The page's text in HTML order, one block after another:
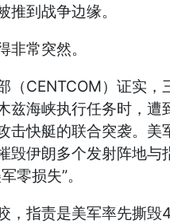
推到战争边缘。
非常突然。
（CENTCOM）证实，
兹海峡执行任务时，遭
击快艇的联合突袭。美
毁伊朗多个发射阵地与
零损失”。
，指责是美军率先撕毁